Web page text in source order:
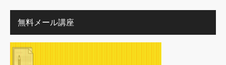
無料メール講座